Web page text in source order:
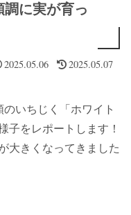
調に実が育っ
2025.05.06 2025.05.07
いちじく「ホワイト
子をレポートします！
大きくなってきました